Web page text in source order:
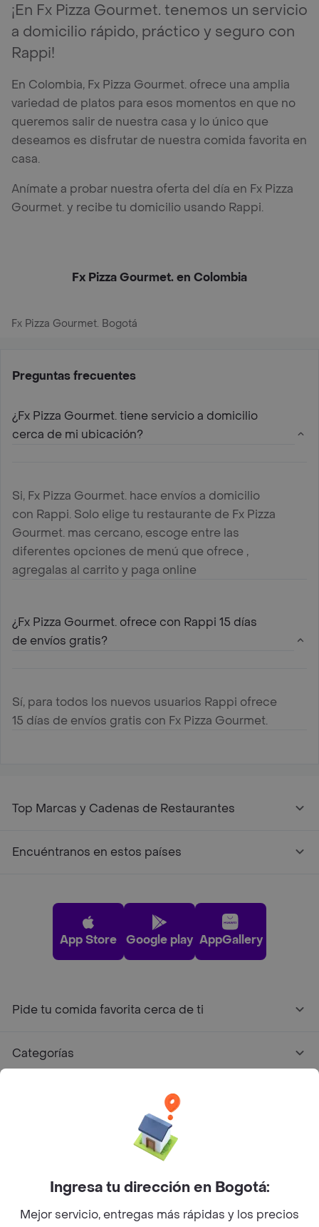
¡En Fx Pizza Gourmet. tenemos un servicio
a domicilio rápido, práctico y seguro con
Rappi!
En Colombia, Fx Pizza Gourmet. ofrece una amplia
variedad de platos para esos momentos en que no
queremos salir de nuestra casa y lo único que
deseamos es disfrutar de nuestra comida favorita en
casa.
Anímate a probar nuestra oferta del día en Fx Pizza
Gourmet. y recibe tu domicilio usando Rappi.
Fx Pizza Gourmet. en Colombia
Fx Pizza Gourmet. Bogotá
Preguntas frecuentes
¿Fx Pizza Gourmet. tiene servicio a domicilio
cerca de mi ubicación?
Si, Fx Pizza Gourmet. hace envíos a domicilio
con Rappi. Solo elige tu restaurante de Fx Pizza
Gourmet. mas cercano, escoge entre las
diferentes opciones de menú que ofrece ,
agregalas al carrito y paga online
¿Fx Pizza Gourmet. ofrece con Rappi 15 días
de envíos gratis?
Sí, para todos los nuevos usuarios Rappi ofrece
15 días de envíos gratis con Fx Pizza Gourmet.
Top Marcas y Cadenas de Restaurantes
Encuéntranos en estos países
App Store Google play AppGallery
Pide tu comida favorita cerca de ti
Categorías
Facebook
Twitter
Instagram
©2026Rappi Inc. All rights reserved.
Ingresa tu dirección en Bogotá:
Mejor servicio, entregas más rápidas y los precios